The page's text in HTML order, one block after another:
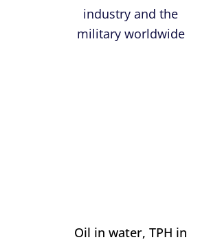
industry and the
military worldwide
Oil in water, TPH in